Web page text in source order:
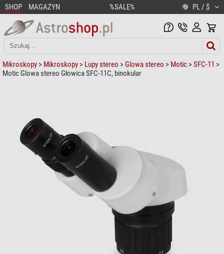
SHOP MAGAZYN %SALE% PL / $
Mikroskopy > Mikroskopy > Lupy stereo > Glowa stereo > Motic >SFC-11 >
Motic Glowa stereo Głowica SFC-11C, binokular